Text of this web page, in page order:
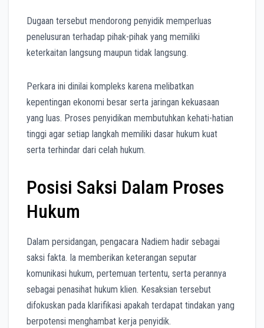
Dugaan tersebut mendorong penyidik memperluas
penelusuran terhadap pihak-pihak yang memiliki
keterkaitan langsung maupun tidak langsung.
Perkara ini dinilai kompleks karena melibatkan
kepentingan ekonomi besar serta jaringan kekuasaan
yang luas. Proses penyidikan membutuhkan kehati-hatian
tinggi agar setiap langkah memiliki dasar hukum kuat
serta terhindar dari celah hukum.
Posisi Saksi Dalam Proses
Hukum
Dalam persidangan, pengacara Nadiem hadir sebagai
saksi fakta. Ia memberikan keterangan seputar
komunikasi hukum, pertemuan tertentu, serta perannya
sebagai penasihat hukum klien. Kesaksian tersebut
difokuskan pada klarifikasi apakah terdapat tindakan yang
berpotensi menghambat kerja penyidik.